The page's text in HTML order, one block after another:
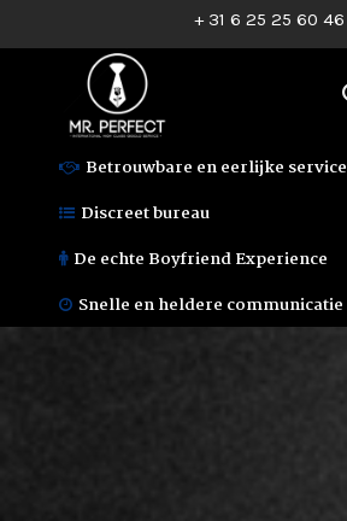
+ 31 6 25 25 60 46
Betrouwbare en eerlijke service
Discreet bureau
De echte Boyfriend Experience
Snelle en heldere communicatie